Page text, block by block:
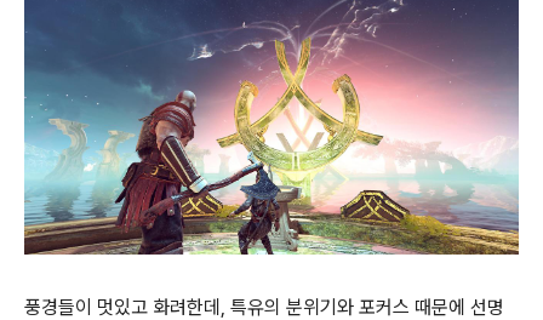
풍경들이 멋있고 화려한데, 특유의 분위기와 포커스 때문에 선명